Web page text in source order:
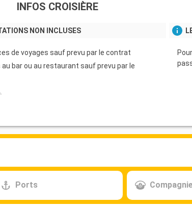
INFOS CROISIÈRE
NON INCLUSES
de voyages sauf prevu par le contrat
au bar ou au restaurant sauf prevu par le
Ports